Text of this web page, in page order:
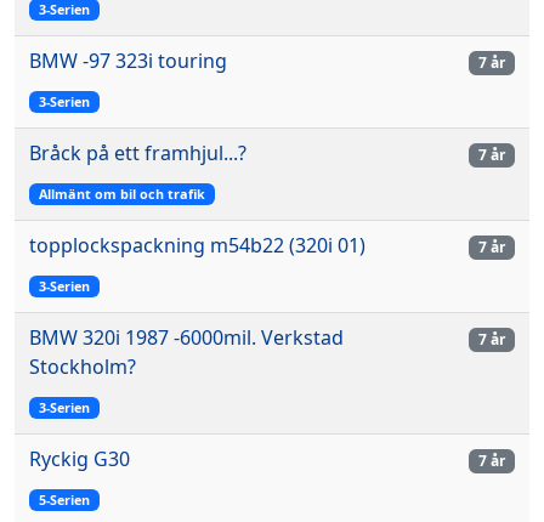
3-Serien
BMW -97 323i touring
3-Serien
7 år
Bråck på ett framhjul...?
Allmänt om bil och trafik
7 år
topplockspackning m54b22 (320i 01)
3-Serien
7 år
BMW 320i 1987 -6000mil. Verkstad
Stockholm?
3-Serien
7 år
Ryckig G30
5-Serien
7 år